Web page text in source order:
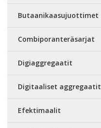
Butaanikaasujuottimet
Combiporanteräsarjat
Digiaggregaatit
Digitaaliset aggregaatit
Efektimaalit